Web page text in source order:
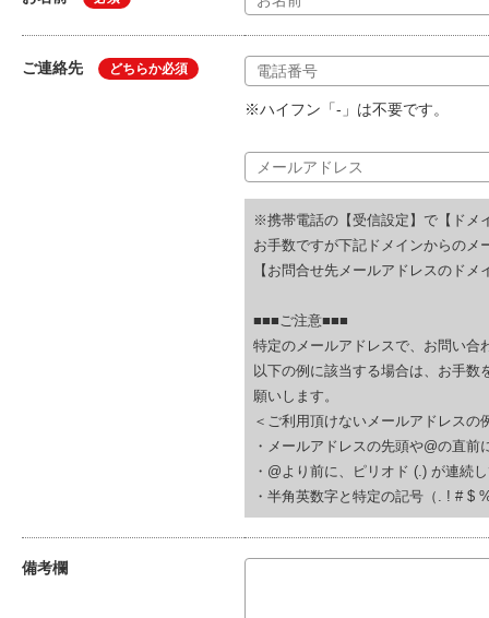
ご連絡先 どちらか必須
※ハイフン「-」は不要です。
※携帯電話の【受信設定】で【ドメ
お手数ですが下記ドメインからのメ
【お問合せ先メールアドレスのドメ
■■■ご注意■■■
特定のメールアドレスで、お問い合
以下の例に該当する場合は、お手
願いします。
＜ご利用頂けないメールアドレスの
・メールアドレスの先頭や@の直
・@より前に、ピリオド (.) が連続
・半角英数字と特定の記号（. ! # $
備考欄